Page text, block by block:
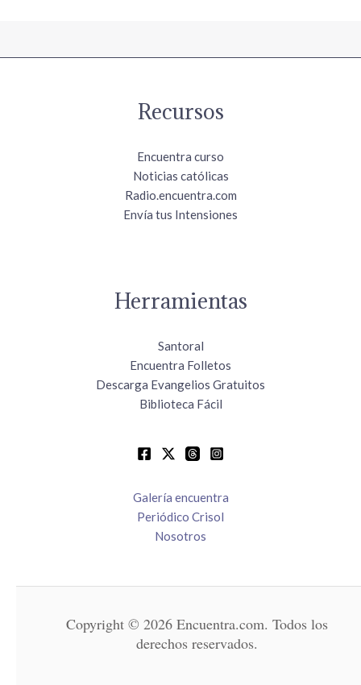
Recursos
Encuentra curso
Noticias católicas
Radio.encuentra.com
Envía tus Intensiones
Herramientas
Santoral
Encuentra Folletos
Descarga Evangelios Gratuitos
Biblioteca Fácil
Galería encuentra
Periódico Crisol
Nosotros
Copyright © 2026 Encuentra.com. Todos los
derechos reservados.